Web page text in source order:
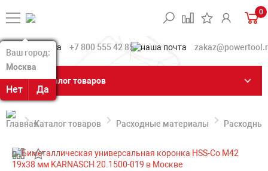
Ваш город:
Москва
Нет Да
Ваш город:
Москва
Нет Да
0
+7 800 555 42 85
Каталог товаров
Каталог товаров Расходные материалы